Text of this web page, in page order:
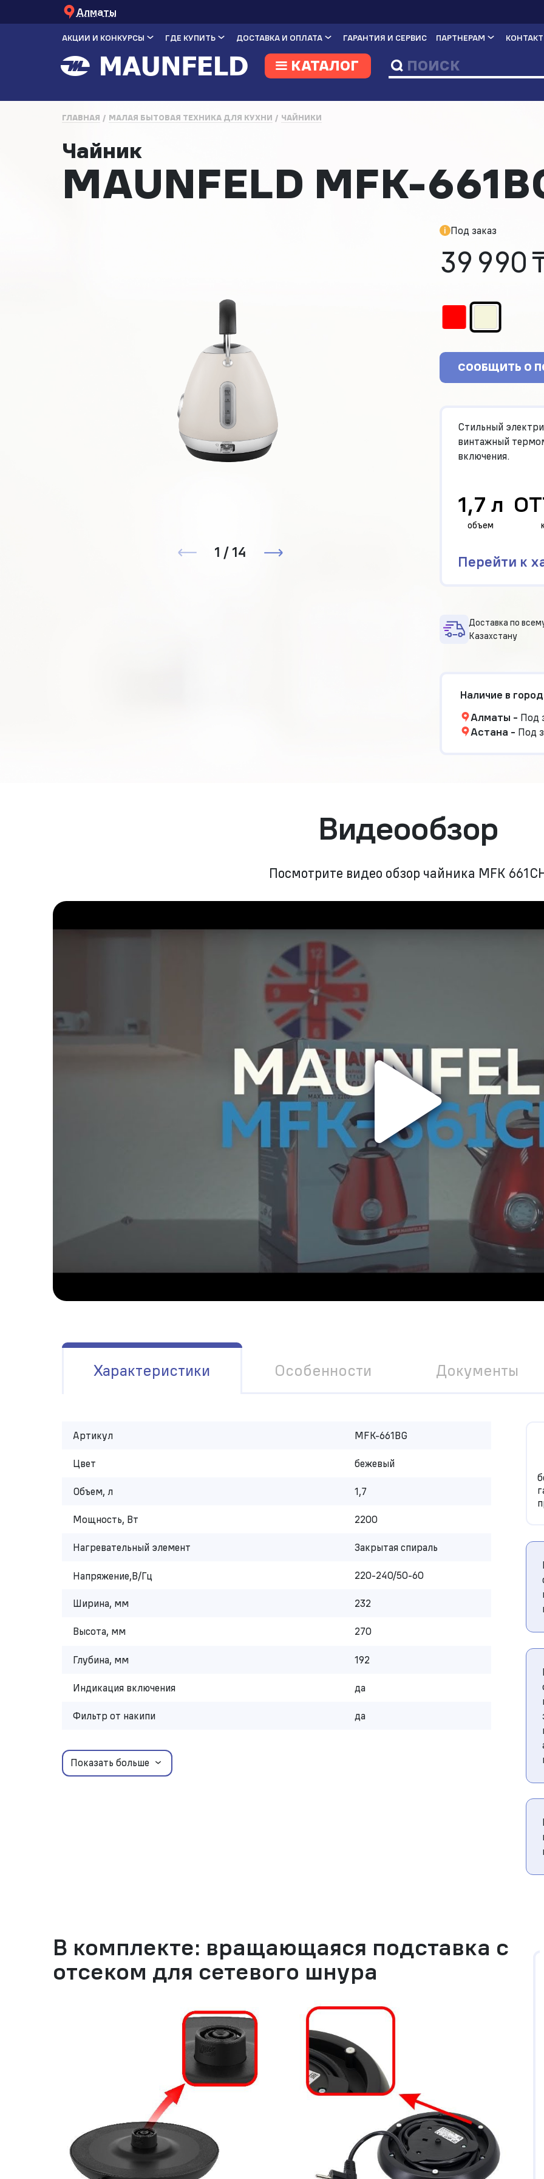
Алматы
АКЦИИ И КОНКУРСЫ ГДЕ КУПИТЬ ДОСТАВКА И ОПЛАТА ГАРАНТИЯ И СЕРВИС ПАРТНЕРАМ
КАТАЛОГ
ГЛАВНАЯ МАЛАЯ БЫТОВАЯ ТЕХНИКА ДЛЯ КУХНИ ЧАЙНИКИ
Чайник
MAUNFELD MFK-
1 / 14
Под заказ
39 990
СООБЩИТЬ О
Стильный
винтажный
включения.
1,7 л
объем
Перейти к
Доставка по
Казахстану
Наличие в
Алматы - Под
Астана - Под
Видеообзор
Посмотрите видео обзор чайника MFK
Характеристики Особенности Документы
Артикул MFK-661BG
Цвет бежевый
Объем, л 1,7
Мощность, Вт 2200
Нагревательный элемент Закрытая спираль
Напряжение,В/Гц 220-240/50-60
Ширина, мм 232
Высота, мм 270
Глубина, мм 192
Индикация включения да
Фильтр от накипи да
Показать больше
В комплекте: вращающаяся подставка с
отсеком для сетевого шнура